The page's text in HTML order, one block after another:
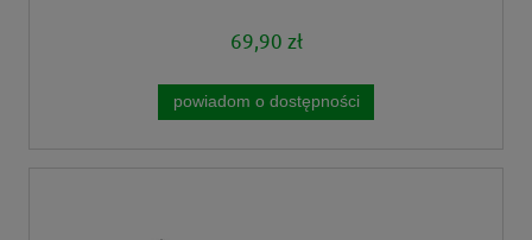
69,90 zł
powiadom o dostępności